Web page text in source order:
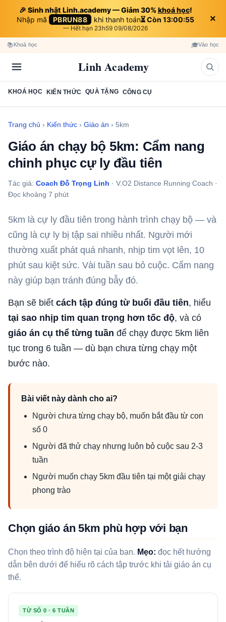
🎉 Sinh nhật Linh.academy — Giảm 30% khoá học!
Nhập mã
PBRUN88 khi thanh toán⏳ Còn 13:00:55
— Hết hạn 23h59 09/08/2026
×
📚Khoá học 🎓Vào học
Linh Academy
KHOÁ HỌC KIẾN THỨC QUÀ TẶNG CÔNG CỤ
Trang chủ › Kiến thức › Giáo án › 5km
Giáo án chạy bộ 5km: Cẩm nang
chinh phục cự ly đầu tiên
Tác giả: Coach Đỗ Trọng Linh · V.O2 Distance Running Coach ·
Đọc khoảng 7 phút
5km là cự ly đầu tiên trong hành trình chạy bộ — và
cũng là cự ly bị tập sai nhiều nhất. Người mới
thường xuất phát quá nhanh, nhịp tim vọt lên, 10
phút sau kiệt sức. Vài tuần sau bỏ cuộc. Cẩm nang
này giúp bạn tránh đúng bẫy đó.
Bạn sẽ biết cách tập đúng từ buổi đầu tiên, hiểu
tại sao nhịp tim quan trọng hơn tốc độ, và có
giáo án cụ thể từng tuần để chạy được 5km liên
tục trong 6 tuần — dù bạn chưa từng chạy một
bước nào.
Bài viết này dành cho ai?
Người chưa từng chạy bộ, muốn bắt đầu từ con
số 0
Người đã thử chạy nhưng luôn bỏ cuộc sau 2-3
tuần
Người muốn chạy 5km đầu tiên tại một giải chạy
phong trào
Chọn giáo án 5km phù hợp với bạn
Chọn theo trình độ hiện tại của bạn. Mẹo: đọc hết hướng
dẫn bên dưới để hiểu rõ cách tập trước khi tải giáo án cụ
thể.
TỪ SỐ 0 · 6 TUẦN